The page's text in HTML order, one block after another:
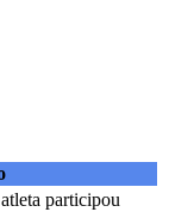
participou